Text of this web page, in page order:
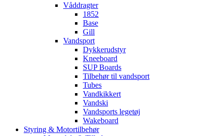
Våddragter
1852
Base
Gill
Vandsport
Dykkerudstyr
Kneeboard
SUP Boards
Tilbehør til vandsport
Tubes
Vandkikkert
Vandski
Vandsports legetøj
Wakeboard
Styring & Motortilbehør